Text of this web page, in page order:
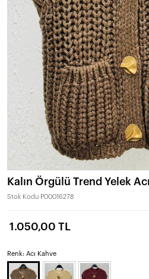
Kalın Örgülü Trend Yelek
Stok Kodu P00016278
1.050,00 TL
Renk: Acı Kahve